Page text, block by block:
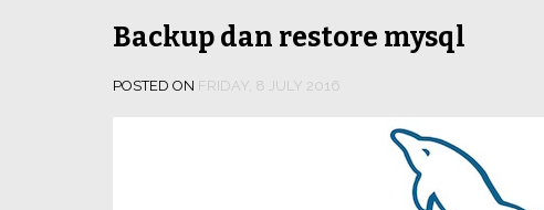
Backup dan restore mysql
POSTED ON FRIDAY, 8 JULY 2016